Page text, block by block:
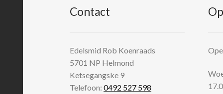
Contact
Edelsmid Rob Koenraads
5701 NP Helmond
Ketsegangske 9
Telefoon:0492 527 598